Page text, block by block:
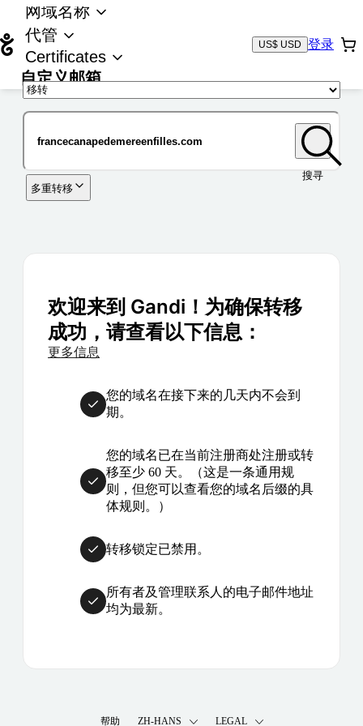
网域名称
代管
Certificates
自定义邮箱
US$ USD 登录
搜寻
多重转移
欢迎来到 Gandi！为确保转移
成功，请查看以下信息：
更多信息
您的域名在接下来的几天内不会到
期。
您的域名已在当前注册商处注册或转
移至少 60 天。（这是一条通用规
则，但您可以查看您的域名后缀的具
体规则。）
转移锁定已禁用。
所有者及管理联系人的电子邮件地址
均为最新。
帮助 ZH-HANS LEGAL